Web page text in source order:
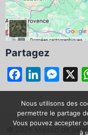
Partagez
a
c
e
i
n
k
e
s
s
© 2026 Maison de
Nous utilisons des
permettre le partage
Vous pouvez accepter
à